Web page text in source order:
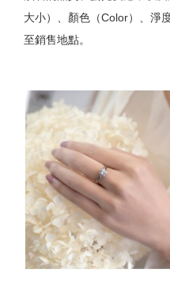
大小）、顏色（Color）、淨
至銷售地點。